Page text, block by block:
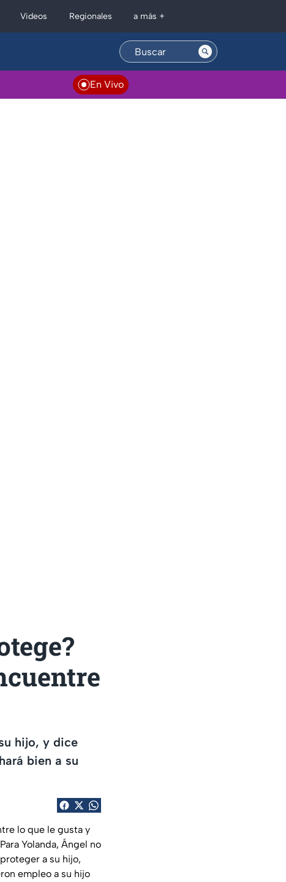
Videos Regionales a más +
En Vivo
hijo, y dice
bien a su
lo que le gusta y
Yolanda, Ángel no
a su hijo,
empleo a su hijo